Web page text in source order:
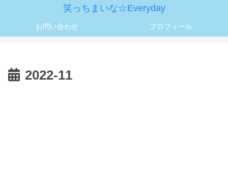
笑っちまいな☆Everyday
お問い合わせ プロフィール
2022-11